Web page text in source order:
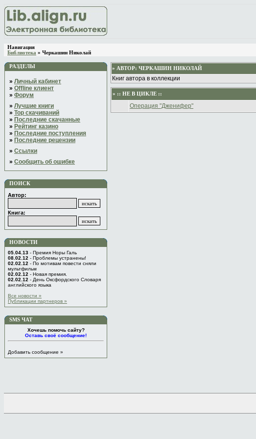
Навигация
Библиотека » Черкашин Николай
РАЗДЕЛЫ
» Личный кабинет
» Offline клиент
» Форум
» Лучшие книги
» Top скачиваний
» Последние скачанные
» Рейтинг казино
» Последние поступления
» Последние рецензии
» Ссылки
» Сообщить об ошибке
ПОИСК
Автор:
Книга:
НОВОСТИ
05.04.13 - Премия Норы Галь
08.02.12 - Проблемы устранены!
02.02.12 - По мотивам повести сняли
мультфильм
02.02.12 - Новая премия.
02.02.12 - День Оксфордского Словаря
английского языка
Все новости »
Публикации партнеров »
SMS ЧАТ
Хочешь помочь сайту?
Оставь своё сообщение!
Добавить сообщение »
» АВТОР: ЧЕРКАШИН НИКОЛАЙ
Книг автора в коллекции
» :: НЕ В ЦИКЛЕ ::
Операция "Дженифер"